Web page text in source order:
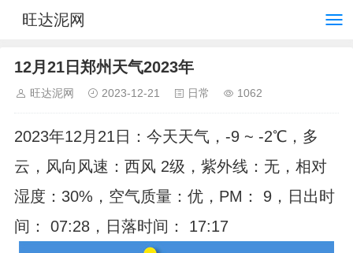
旺达泥网
12月21日郑州天气2023年
旺达泥网 2023-12-21 日常 1062
2023年12月21日：今天天气，-9 ~ -2℃，多
云，风向风速：西风 2级，紫外线：无，相对
湿度：30%，空气质量：优，PM： 9，日出时
间： 07:28，日落时间： 17:17